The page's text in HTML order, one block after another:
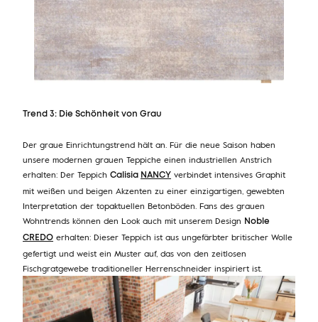
Trend 3: Die Schönheit von Grau
Der graue Einrichtungstrend hält an. Für die neue Saison haben
unsere modernen grauen Teppiche einen industriellen Anstrich
erhalten: Der Teppich Calisia NANCY verbindet intensives Graphit
mit weißen und beigen Akzenten zu einer einzigartigen, gewebten
Interpretation der topaktuellen Betonböden. Fans des grauen
Wohntrends können den Look auch mit unserem Design Noble
CREDO erhalten: Dieser Teppich ist aus ungefärbter britischer Wolle
gefertigt und weist ein Muster auf, das von den zeitlosen
Fischgratgewebe traditioneller Herrenschneider inspiriert ist.